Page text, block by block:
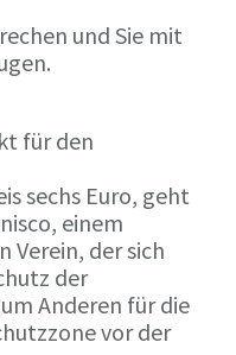
und Sie mit
für den
sechs Euro, geht
einem
der sich
der
Anderen für die
vor der